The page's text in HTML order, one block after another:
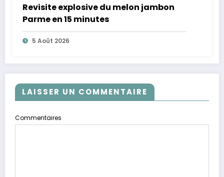
Revisite explosive du melon jambon
Parme en 15 minutes
5 Août 2026
LAISSER UN COMMENTAIRE
Commentaires